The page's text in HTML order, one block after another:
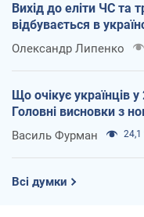
Вихід до еліти ЧС та
відбувається в
Олександр Липенко
Що очікує українців
Головні висновки з
Василь Фурман 24,1
Всі думки